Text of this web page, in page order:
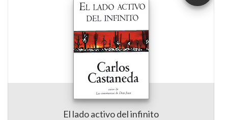
El lado activo del infinito